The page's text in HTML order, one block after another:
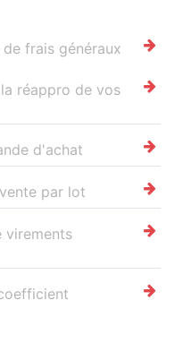
frais généraux
réappro de vos
d'achat
par lot
virements